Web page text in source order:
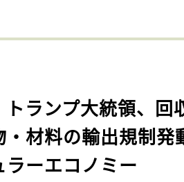
トランプ大統領、回
・材料の輸出規制発
ーエコノミー